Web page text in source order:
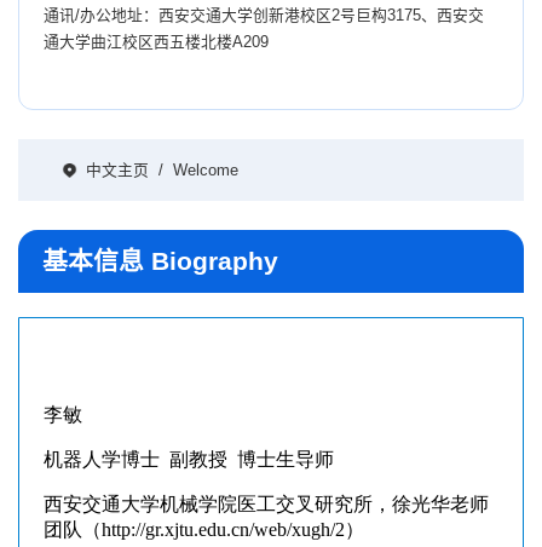
通讯/办公地址： 西安交通大学创新港校区2号巨构3175、西安交
通大学曲江校区西五楼北楼A209
中文主页 / Welcome
基本信息 Biography